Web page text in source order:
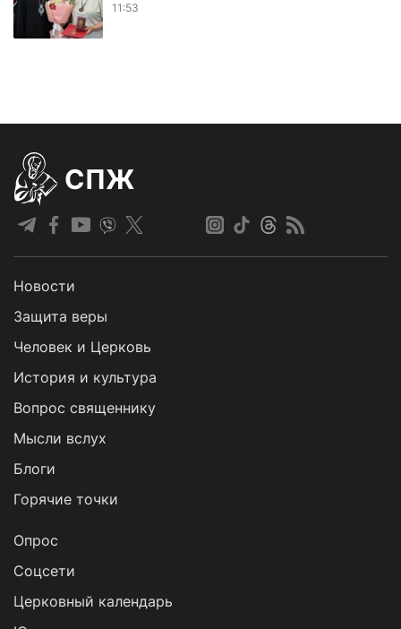
11:53
СПЖ
Новости
Защита веры
Человек и Церковь
История и культура
Вопрос священнику
Мысли вслух
Блоги
Горячие точки
Опрос
Cоцсети
Церковный календарь